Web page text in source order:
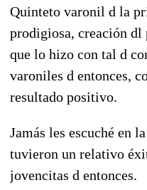
Quinteto varonil d la
prodigiosa, creación dl
que lo hizo con tal d
varoniles d entonces,
resultado positivo.
Jamás les escuché en
tuvieron un relativo
jovencitas d entonces.